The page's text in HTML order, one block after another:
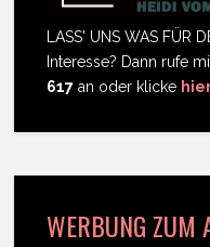
LASS' UNS WAS FÜR
Interesse? Dann rufe
617 an oder klicke
WERBUNG ZUM